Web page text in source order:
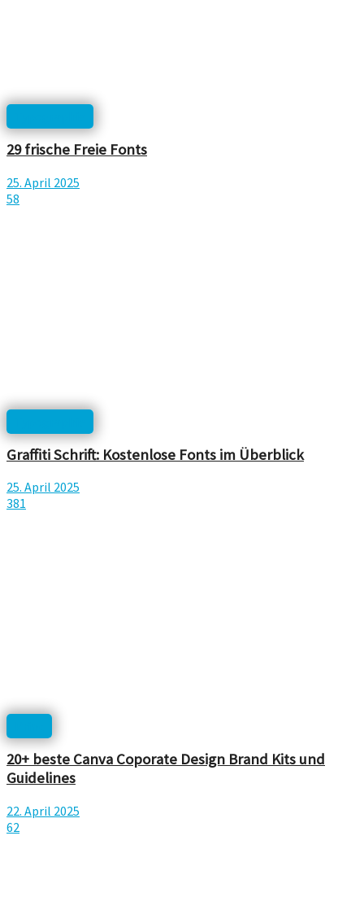
29 frische Freie Fonts
25. April 2025
58
Graffiti Schrift: Kostenlose Fonts im Überblick
25. April 2025
381
20+ beste Canva Coporate Design Brand Kits und
Guidelines
22. April 2025
62